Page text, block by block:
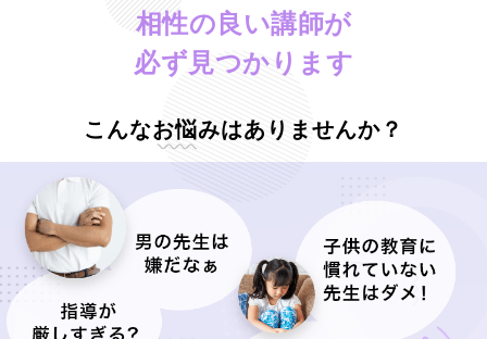
相性の良い講師が
必ず見つかります
こんなお悩みはありませんか？